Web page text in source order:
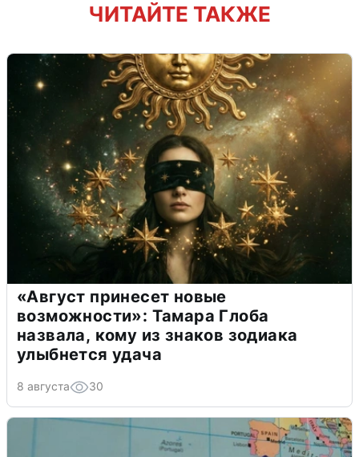
ЧИТАЙТЕ ТАКЖЕ
«Август принесет новые
возможности»: Тамара Глоба
назвала, кому из знаков зодиака
улыбнется удача
8 августа 30